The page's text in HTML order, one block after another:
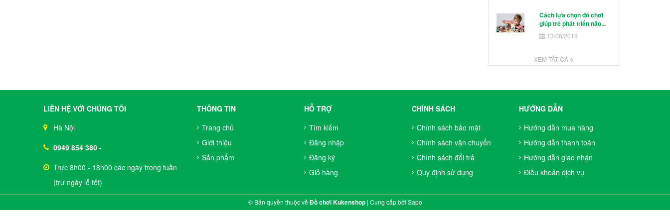
Cách lựa chọn đồ chơi
giúp trẻ phát triển não...
13/08/2018
XEM TẤT CẢ
LIÊN HỆ VỚI CHÚNG TÔI
Hà Nội
0949 854 380 -
Trực 8h00 - 18h00 các ngày trong tuần
(trừ ngày lễ tết)
THÔNG TIN
Trang chủ
Giới thiệu
Sản phẩm
HỖ TRỢ
Tìm kiếm
Đăng nhập
Đăng ký
Giỏ hàng
CHÍNH SÁCH
Chính sách bảo mật
Chính sách vận chuyển
Chính sách đổi trả
Quy định sử dụng
HƯỚNG DẪN
Hướng dẫn mua hàng
Hướng dẫn thanh toán
Hướng dẫn giao nhận
Điều khoản dịch vụ
© Bản quyền thuộc vềĐồ chơi Kukenshop| Cung cấp bởi Sapo